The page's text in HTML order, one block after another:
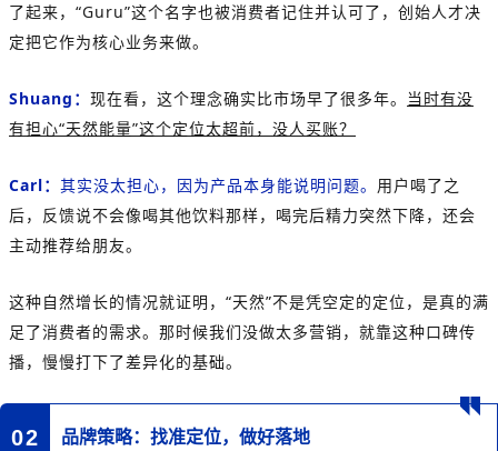
了起来，“Guru”这个名字也被消费者记住并认可了，创始人才决
定把它作为核心业务来做。
Shuang： 现在看，这个理念确实比市场早了很多年。 当时有没
有担心“天然能量”这个定位太超前，没人买账？
Carl： 其实没太担心，因为产品本身能说明问题。 用户喝了之
后，反馈说不会像喝其他饮料那样，喝完后精力突然下降，还会
主动推荐给朋友。
这种自然增长的情况就证明，“天然”不是凭空定的定位，是真的满
足了消费者的需求。那时候我们没做太多营销，就靠这种口碑传
播，慢慢打下了差异化的基础。
02 品牌策略：找准定位，做好落地